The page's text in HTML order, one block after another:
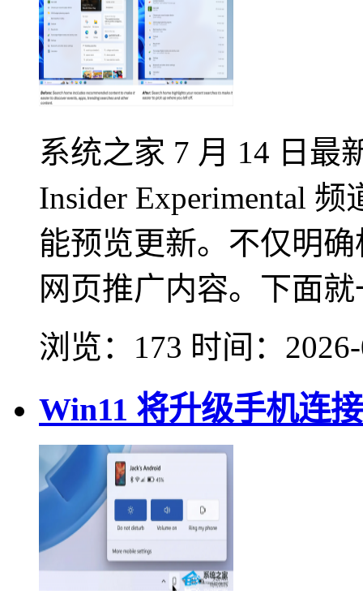
系统之家 7 月 14 日最
Insider Experimental
能预览更新。不仅明
网页推广内容。下面
浏览：173 时间：
Win11 将升级手机连